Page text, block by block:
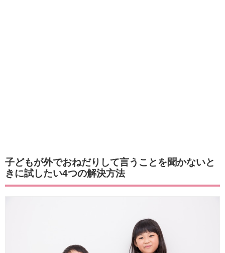
子どもが外でおねだりして言うことを聞かないと
きに試したい4つの解決方法